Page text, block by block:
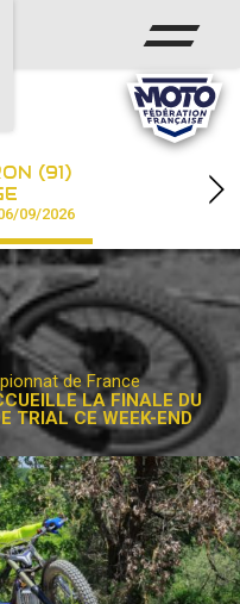
(91)
09/2026
de France
LA FINALE DU
TRIAL CE WEEK-END